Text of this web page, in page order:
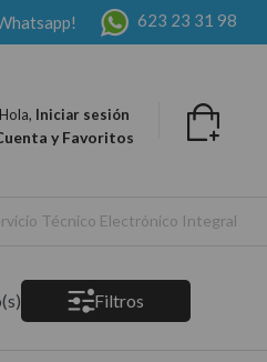
623 23 31 98
Hola, Iniciar sesión
y Favoritos
Técnico Electrónico Integral
Filtros